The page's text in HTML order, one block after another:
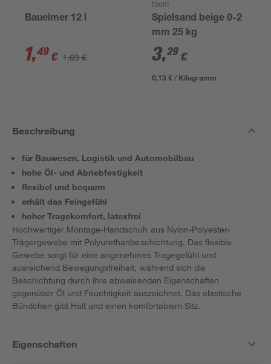
Baueimer 12 l
1,49 € 1,69 €
toom
Spielsand beige 0-2
mm 25 kg
3,29 €
0,13 € / Kilogramm
Beschreibung
für Bauwesen, Logistik und Automobilbau
hohe Öl- und Abriebfestigkeit
flexibel und bequem
erhält das Feingefühl
hoher Tragekomfort, latexfrei
Hochwertiger Montage-Handschuh aus Nylon-Polyester-
Trägergewebe mit Polyurethanbeschichtung. Das flexible
Gewebe sorgt für eine angenehmes Tragegefühl und
ausreichend Bewegungsfreiheit, während sich die
Beschichtung durch ihre abweisenden Eigenschaften
gegenüber Öl und Feuchtigkeit auszeichnet. Das elastische
Bündchen gibt Halt und einen komfortablem Sitz.
Eigenschaften